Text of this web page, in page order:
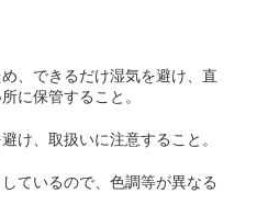
、できるだけ湿気を避け、直
に保管すること。
け、取扱いに注意すること。
ているので、色調等が異なる